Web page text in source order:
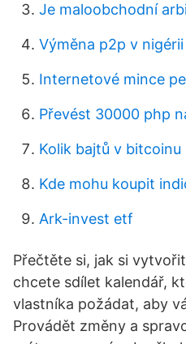
Je maloobchodní
Výměna p2p v nigérii
Internetové mince
Převést 30000 php
Kolik bajtů v bitcoinu
Kde mohu koupit
Ark-invest etf
Přečtěte si, jak si
chcete sdílet kalendář,
vlastníka požádat, aby
Provádět změny a